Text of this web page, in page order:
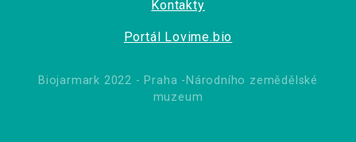
Kontakty
Portál Lovime.bio
Biojarmark 2022 - Praha -Národního zemědělské
muzeum